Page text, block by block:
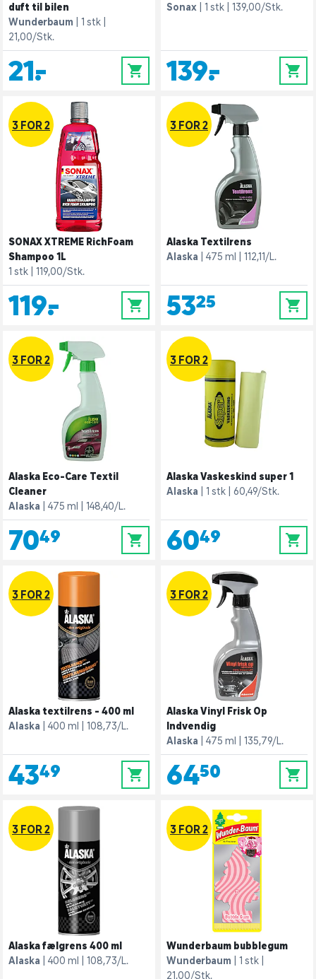
duft til bilen
Wunderbaum
1 stk
21,00/Stk.
21,- 0
Sonax
1 stk 139,00/Stk.
139,- 0
3 FOR 2
SONAX XTREME RichFoam
Shampoo 1L
1 stk
119,00/Stk.
119,- 0
3 FOR 2
Alaska Textilrens
Alaska
475 ml 112,11/L.
53,25 0
3 FOR 2
Alaska Eco-Care Textil
Cleaner
Alaska
475 ml 148,40/L.
70,49 0
3 FOR 2
Alaska Vaskeskind super 1
Alaska
1 stk 60,49/Stk.
60,49 0
3 FOR 2
Alaska textilrens - 400 ml
Alaska
400 ml 108,73/L.
43,49 0
3 FOR 2
Alaska Vinyl Frisk Op
Indvendig
Alaska
475 ml 135,79/L.
64,50 0
3 FOR 2
Alaska fælgrens 400 ml
Alaska
400 ml 108,73/L.
3 FOR 2
Wunderbaum bubblegum
Wunderbaum
1 stk
21,00/Stk.